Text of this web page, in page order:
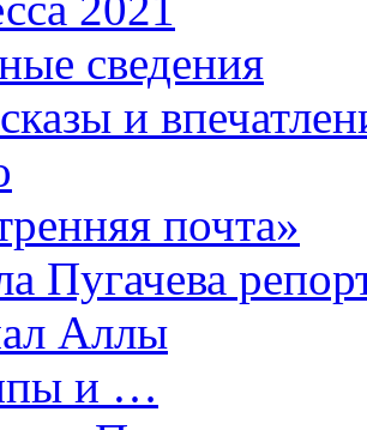
сведения
и
почта»
Пугачева
Аллы
и …